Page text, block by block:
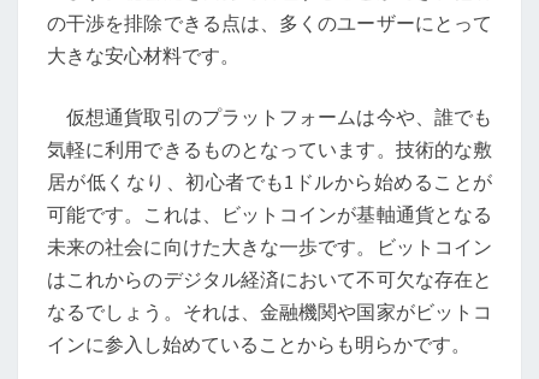
ビ
コ
イ
ン
を
基
軸
通
貨
の干渉を排除できる点は、多くのユーザーにとって
大きな安心材料です。
仮想通貨取引のプラットフォームは今や、誰でも
気軽に利用できるものとなっています。技術的な敷
居が低くなり、初心者でも1ドルから始めることが
可能です。これは、ビットコインが基軸通貨となる
未来の社会に向けた大きな一歩です。ビットコイン
はこれからのデジタル経済において不可欠な存在と
なるでしょう。それは、金融機関や国家がビットコ
インに参入し始めていることからも明らかです。